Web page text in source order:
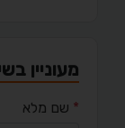
מעוניין
* שם מלא